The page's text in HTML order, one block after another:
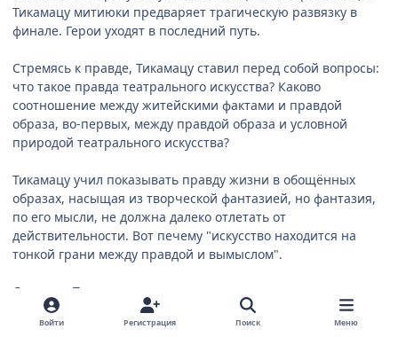
Тикамацу митиюки предваряет трагическую развязку в
финале. Герои уходят в последний путь.
Стремясь к правде, Тикамацу ставил перед собой вопросы:
что такое правда театрального искусства? Каково
соотношение между житейскими фактами и правдой
образа, во-первых, между правдой образа и условной
природой театрального искусства?
Тикамацу учил показывать правду жизни в обощённых
образах, насыщая из творческой фантазией, но фантазия,
по его мысли, не должна далеко отлетать от
действительности. Вот печему "искусство находится на
тонкой грани между правдой и вымыслом".
Дзэами и Тикамацу принадлежат к плеяде великих
драматургов наряду с Калидасой и Софоклом, Кальдероном
и Мольером. От встречи с ними "родится наслаждение
Войти Регистрация Поиск Меню